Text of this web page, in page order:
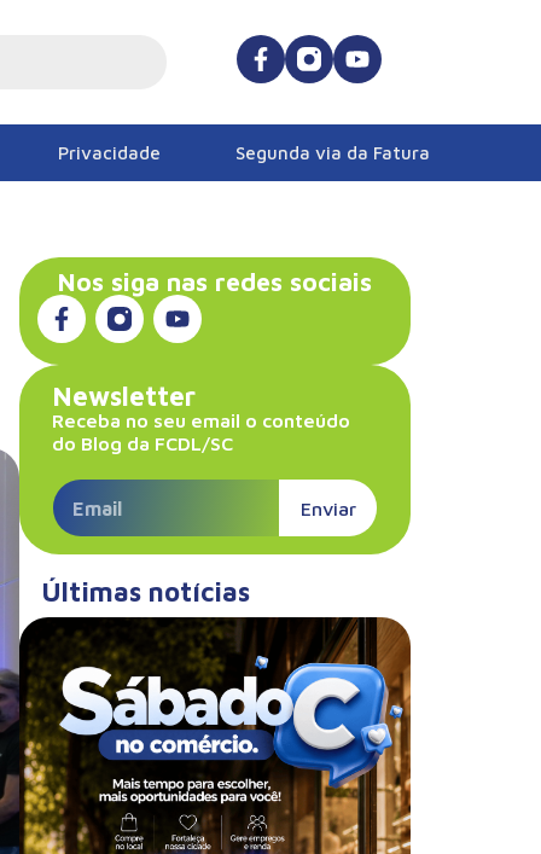
Privacidade Segunda via da Fatura
Nos siga nas redes sociais
Newsletter
Receba no seu email o conteúdo
do Blog da FCDL/SC
Enviar
Últimas notícias